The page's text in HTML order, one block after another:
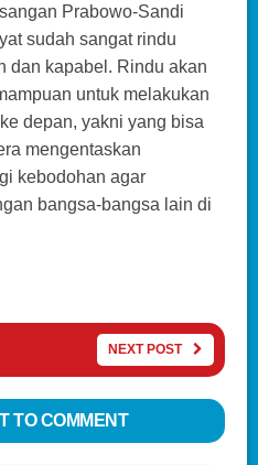
Prabowo-Sandi
sudah sangat rindu
dan kapabel. Rindu akan
untuk melakukan
depan, yakni yang bisa
mengentaskan
kebodohan agar
bangsa-bangsa lain di
NEXT POST
TO COMMENT